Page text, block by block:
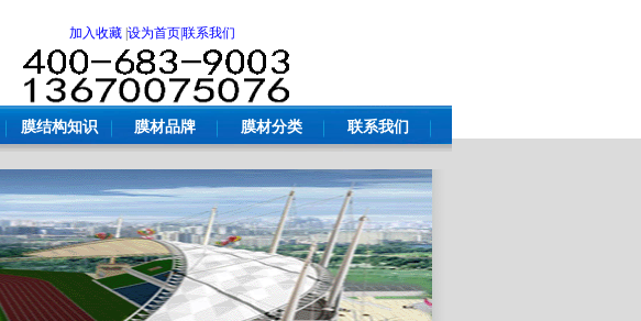
加入收藏 设为首页|联系我们
膜结构知识 膜材品牌 膜材分类 联系我们